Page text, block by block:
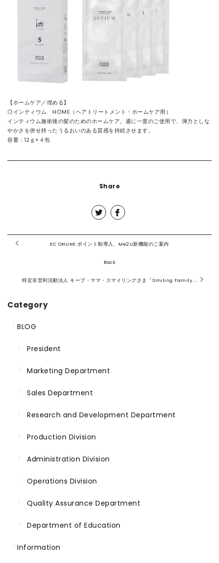
【ホームケア／埋める】
◎インティウム HOME（ヘアトリートメント・ホームケア用）
インティウム施術後の髪のためのホームケア。週に一度のご使用で、弾力としな
やかさを併せ持ったうるおいのある質感を持続させます。
容量：12ｇ×４包
Share
EC ONLINE ポイント制導入、Me2U新機能のご案内
Back
特定非営利活動法人 キープ・ママ・スマイリングさま「Smiling Family Days2023」の参加
Category
BLOG
President
Marketing Department
Sales Department
Research and Development Department
Production Division
Administration Division
Operations Division
Quality Assurance Department
Department of Education
Information